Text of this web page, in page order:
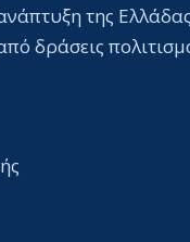
της
δράσεις